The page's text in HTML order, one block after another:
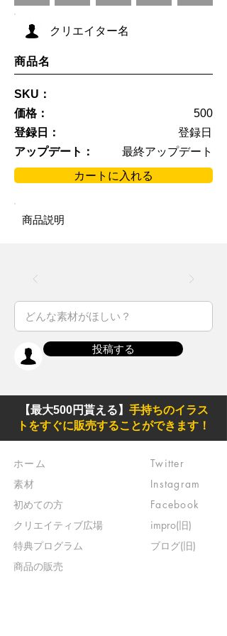
クリエイター名
商品名
SKU：
価格：
500
登録日：
登録日
アップデート：
最終アップデート
カートに入れる
商品説明
投稿する
【最大500円貰える】 手持ちのイラス
トをすぐに販売することができます！
ホーム
素材
初めての方
​クリエイティブ広場
​特典プログラム
​商品の販売
Twitter
Instagram
Facebook
impro(旧)​
ブログ(旧)